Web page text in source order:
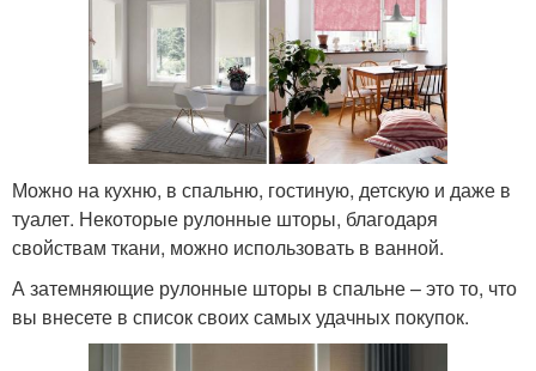
Можно на кухню, в спальню, гостиную, детскую и даже в
туалет. Некоторые рулонные шторы, благодаря
свойствам ткани, можно использовать в ванной.
А затемняющие рулонные шторы в спальне – это то, что
вы внесете в список своих самых удачных покупок.